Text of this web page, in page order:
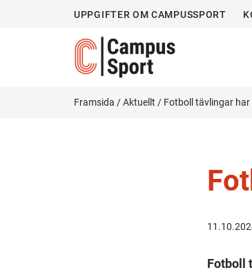
UPPGIFTER OM CAMPUSSPORT
Framsida /Aktuellt / Fotboll tävlingar
Fotboll